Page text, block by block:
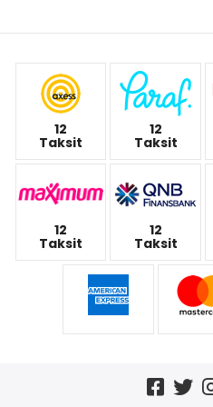
12
Taksit
12
Taksit
12
Taksit
12
Taksit